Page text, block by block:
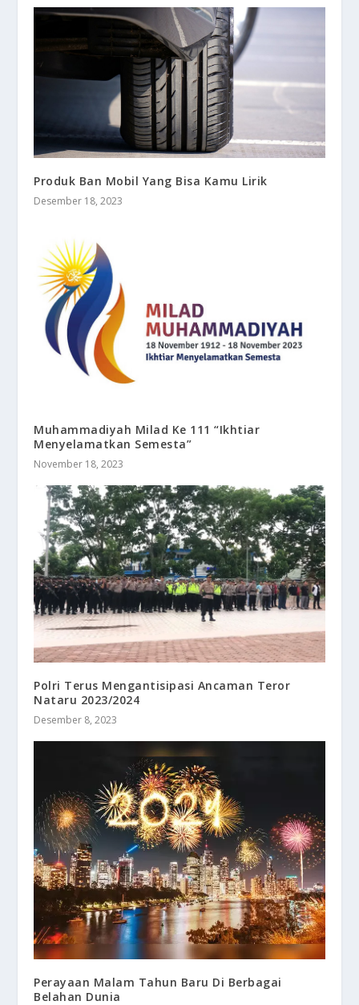
Produk Ban Mobil Yang Bisa Kamu Lirik
Desember 18, 2023
Muhammadiyah Milad Ke 111 “Ikhtiar
Menyelamatkan Semesta”
November 18, 2023
Polri Terus Mengantisipasi Ancaman Teror
Nataru 2023/2024
Desember 8, 2023
Perayaan Malam Tahun Baru Di Berbagai
Belahan Dunia